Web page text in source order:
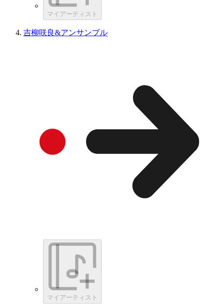
マイアーティスト
吉柳咲良&アンサンブル
マイアーティスト